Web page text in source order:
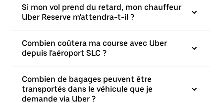
Si mon vol prend du retard, mon chauffeur
Uber Reserve m'attendra-t-il ?
Combien coûtera ma course avec Uber
depuis l'aéroport SLC ?
Combien de bagages peuvent être
transportés dans le véhicule que je
demande via Uber ?